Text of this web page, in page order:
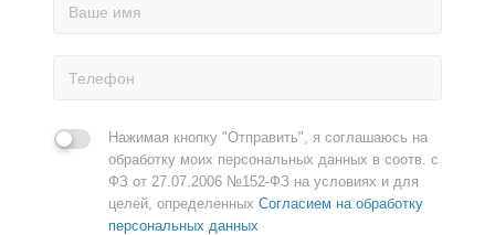
Нажимая кнопку "Отправить", я соглашаюсь на
обработку моих персональных данных в соотв. с
ФЗ от 27.07.2006 №152-ФЗ на условиях и для
целей, определенных Согласием на обработку
персональных данных